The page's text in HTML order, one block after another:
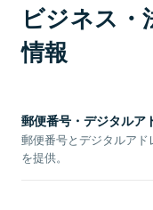
ビジネス・
情報
郵便番号・デジタルア
郵便番号とデジタルア
を提供。